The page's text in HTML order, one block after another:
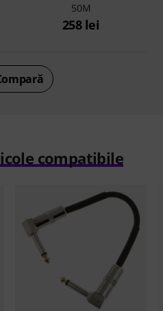
50M
258 lei
compatibile